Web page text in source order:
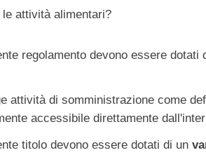
attività alimentari?
regolamento devono essere dotati
attività di somministrazione come
accessibile direttamente
titolo devono essere dotati di un